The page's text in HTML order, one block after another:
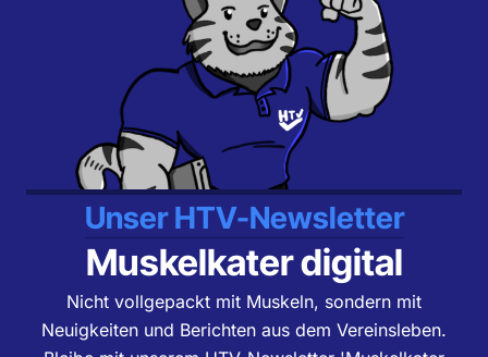
Unser HTV-Newsletter
Muskelkater digital
Nicht vollgepackt mit Muskeln, sondern mit
Neuigkeiten und Berichten aus dem Vereinsleben.